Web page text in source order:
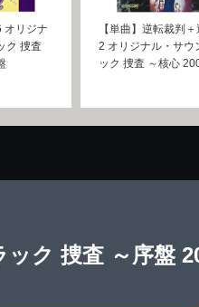
オリジナ
ク 捜査
【単曲】逆転裁判
2 オリジナル・サウ
ック 捜査 ～核心
ック 捜査 ～序盤